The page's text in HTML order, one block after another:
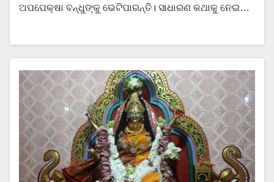
ଅପପେକ୍ଷା ବନ୍ଧୁଙ୍କୁ ଭେଟିପାରନ୍ତି। ସାଧାରଣ କଥାକୁ ନେଇ…